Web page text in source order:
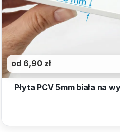
od 6,90 zł
Płyta PCV 5mm biała na